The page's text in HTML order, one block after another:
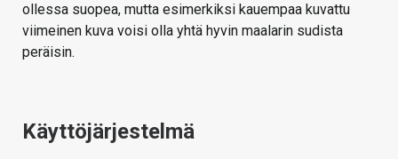
ollessa suopea, mutta esimerkiksi kauempaa kuvattu
viimeinen kuva voisi olla yhtä hyvin maalarin sudista
peräisin.
Käyttöjärjestelmä